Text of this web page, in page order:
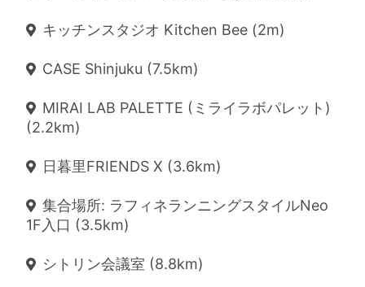
キッチンスタジオ Kitchen Bee (2m)
CASE Shinjuku (7.5km)
MIRAI LAB PALETTE (ミライラボパレット)
(2.2km)
日暮里FRIENDS X (3.6km)
集合場所: ラフィネランニングスタイルNeo
1F入口 (3.5km)
シトリン会議室 (8.8km)